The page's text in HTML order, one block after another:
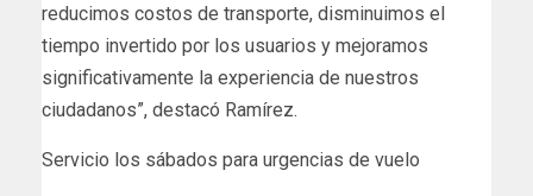
reducimos costos de transporte, disminuimos el
tiempo invertido por los usuarios y mejoramos
significativamente la experiencia de nuestros
ciudadanos”, destacó Ramírez.
Servicio los sábados para urgencias de vuelo